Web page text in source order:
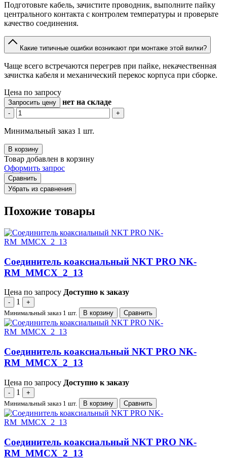
Подготовьте кабель, зачистите проводник, выполните пайку
центрального контакта с контролем температуры и проверьте
качество соединения.
Какие типичные ошибки возникают при монтаже этой вилки?
Чаще всего встречаются перегрев при пайке, некачественная
зачистка кабеля и механический перекос корпуса при сборке.
Цена по запросу
Запросить цену нет на складе
- +
Минимальный заказ 1 шт.
В корзину
Товар добавлен в корзину
Оформить запрос
Сравнить
Убрать из сравнения
Похожие товары
Соединитель коаксиальный NKT PRO NK-
RM_MMCX_2_13
Цена по запросу Доступно к заказу
- 1
+
Минимальный заказ 1 шт.
В корзину Сравнить
Соединитель коаксиальный NKT PRO NK-
RM_MMCX_2_13
Цена по запросу Доступно к заказу
- 1
+
Минимальный заказ 1 шт.
В корзину Сравнить
Соединитель коаксиальный NKT PRO NK-
RM_MMCX_2_13